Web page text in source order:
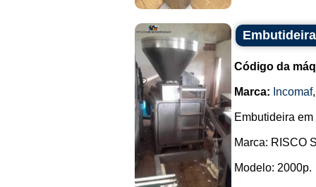
Código da
Marca: Incomaf
Embutideira
Marca: RISCO
Modelo: 2000p.